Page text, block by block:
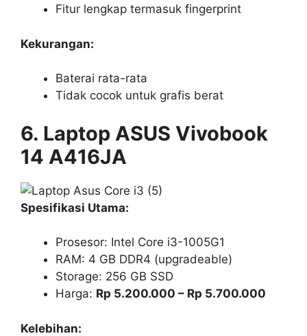
Fitur lengkap termasuk fingerprint
Kekurangan:
Baterai rata-rata
Tidak cocok untuk grafis berat
6. Laptop ASUS Vivobook
14 A416JA
Spesifikasi Utama:
Prosesor: Intel Core i3-1005G1
RAM: 4 GB DDR4 (upgradeable)
Storage: 256 GB SSD
Harga: Rp 5.200.000 – Rp 5.700.000
Kelebihan: